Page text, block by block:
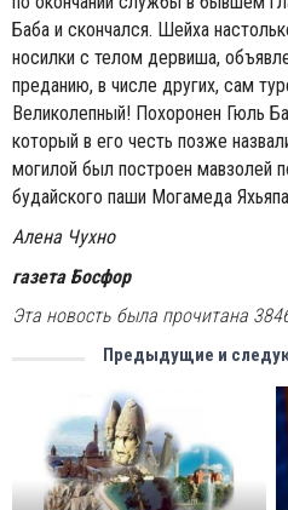
Баба и скончался. Шейха
носилки с телом дервиша,
преданию, в числе других, сам
Великолепный! Похоронен Гюль
который в его честь позже
могилой был построен мавзолей
будайского паши Могамеда
Алена Чухно
газета Босфор
Эта новость была прочитана
Предыдущие и